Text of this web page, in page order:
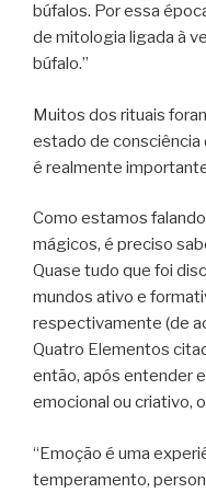
búfalos. Por essa
de mitologia ligada à
búfalo.”
Muitos dos rituais
estado de consciência
é realmente
Como estamos
mágicos, é preciso
Quase tudo que foi
mundos ativo e
respectivamente (de
Quatro Elementos
então, após entender
emocional ou criativo,
“Emoção é uma
temperamento,